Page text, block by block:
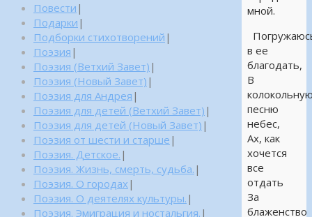
мной.
в ее
благодать,
В
песню
небес,
Ах, как
хочется
все
отдать
За
блаженство
Повести |
Подарки |
Подборки стихотворений |
Поэзия |
Поэзия (Ветхий Завет) |
Поэзия (Новый Завет) |
Поэзия для Андрея |
Поэзия для детей (Ветхий Завет) |
Поэзия для детей (Новый Завет) |
Поэзия от шести и старше |
Поэзия. Детское. |
Поэзия. Жизнь, смерть, судьба. |
Поэзия. О городах |
Поэзия. О деятелях культуры. |
Поэзия. Эмиграция и ностальгия. |